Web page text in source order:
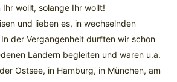
wollt, solange Ihr wollt!
und lieben es, in wechselnden
der Vergangenheit durften wir schon
Ländern begleiten und waren u.a.
Ostsee, in Hamburg, in München, am